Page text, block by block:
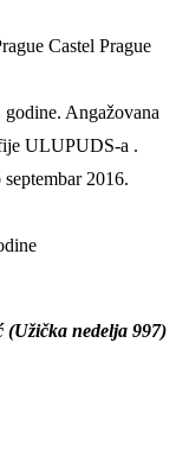
Castel Prague
Angažovana
ULUPUDS-a .
2016.
(Užička nedelja 997)